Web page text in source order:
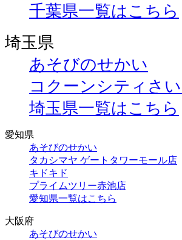
千葉県一覧はこちら
埼玉県
あそびのせかい
コクーンシティさ
埼玉県一覧はこちら
愛知県
あそびのせかい
タカシマヤ ゲートタワーモール店
キドキド
プライムツリー赤池店
愛知県一覧はこちら
大阪府
あそびのせかい